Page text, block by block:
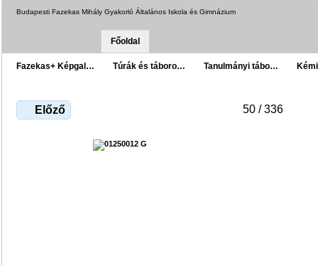
Budapesti Fazekas Mihály Gyakorló Általános Iskola és Gimnázium
Főoldal
Fazekas+ Képgal… Túrák és táboro… Tanulmányi tábo…
Előző 50 / 336